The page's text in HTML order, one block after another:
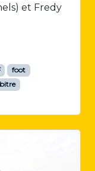
et Fredy
foot